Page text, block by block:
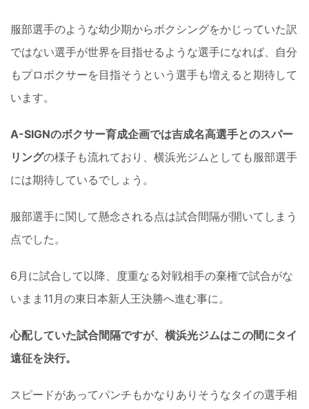
服部選手のような幼少期からボクシングをかじっていた訳
ではない選手が世界を目指せるような選手になれば、自分
もプロボクサーを目指そうという選手も増えると期待して
います。
A-SIGNのボクサー育成企画では吉成名高選手とのスパー
リングの様子も流れており、横浜光ジムとしても服部選手
には期待しているでしょう。
服部選手に関して懸念される点は試合間隔が開いてしまう
点でした。
6月に試合して以降、度重なる対戦相手の棄権で試合がな
いまま11月の東日本新人王決勝へ進む事に。
心配していた試合間隔ですが、横浜光ジムはこの間にタイ
遠征を決行。
スピードがあってパンチもかなりありそうなタイの選手相